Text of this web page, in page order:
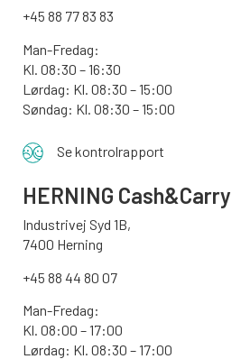
+45 88 77 83 83
Man-Fredag:
Kl. 08:30 – 16:30
Lørdag: Kl. 08:30 – 15:00
Søndag: Kl. 08:30 – 15:00
Se kontrolrapport
HERNING Cash&Carry
Industrivej Syd 1B,
7400 Herning
+45 88 44 80 07
Man-Fredag:
Kl. 08:00 – 17:00
Lørdag: Kl. 08:30 – 17:00